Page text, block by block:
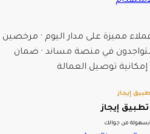
مميزة على مدار اليوم · مرخصين
ومتواجدون في منصة مساند · ضمان
إيجاز
إيجاز
بسهولة من جوالك